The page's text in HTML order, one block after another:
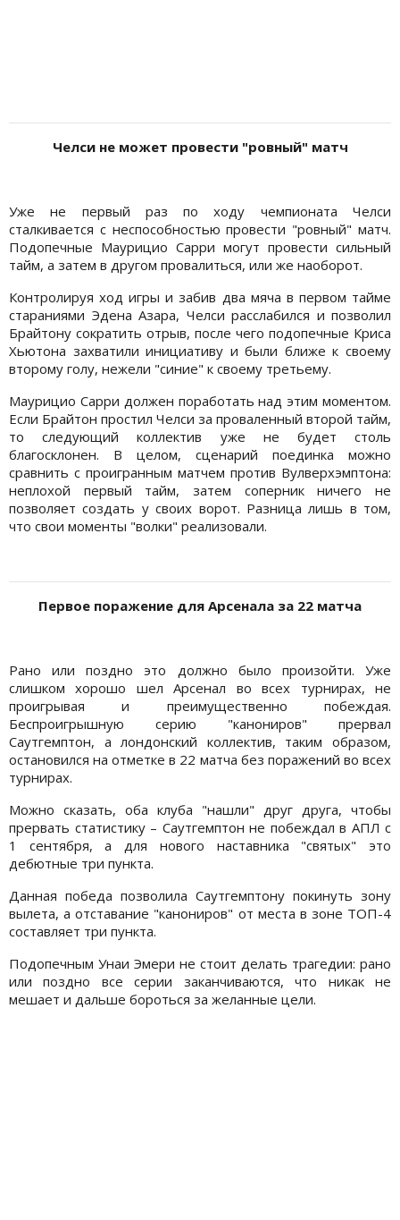
Челси не может провести "ровный" матч
Уже не первый раз по ходу чемпионата Челси
сталкивается с неспособностью провести "ровный" матч.
Подопечные Маурицио Сарри могут провести сильный
тайм, а затем в другом провалиться, или же наоборот.
Контролируя ход игры и забив два мяча в первом тайме
стараниями Эдена Азара, Челси расслабился и позволил
Брайтону сократить отрыв, после чего подопечные Криса
Хьютона захватили инициативу и были ближе к своему
второму голу, нежели "синие" к своему третьему.
Маурицио Сарри должен поработать над этим моментом.
Если Брайтон простил Челси за проваленный второй тайм,
то следующий коллектив уже не будет столь
благосклонен. В целом, сценарий поединка можно
сравнить с проигранным матчем против Вулверхэмптона:
неплохой первый тайм, затем соперник ничего не
позволяет создать у своих ворот. Разница лишь в том,
что свои моменты "волки" реализовали.
Первое поражение для Арсенала за 22 матча
Рано или поздно это должно было произойти. Уже
слишком хорошо шел Арсенал во всех турнирах, не
проигрывая и преимущественно побеждая.
Беспроигрышную серию "канониров" прервал
Саутгемптон, а лондонский коллектив, таким образом,
остановился на отметке в 22 матча без поражений во всех
турнирах.
Можно сказать, оба клуба "нашли" друг друга, чтобы
прервать статистику – Саутгемптон не побеждал в АПЛ с
1 сентября, а для нового наставника "святых" это
дебютные три пункта.
Данная победа позволила Саутгемптону покинуть зону
вылета, а отставание "канониров" от места в зоне ТОП-4
составляет три пункта.
Подопечным Унаи Эмери не стоит делать трагедии: рано
или поздно все серии заканчиваются, что никак не
мешает и дальше бороться за желанные цели.